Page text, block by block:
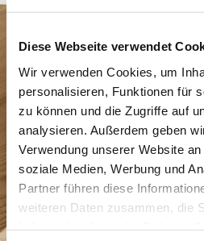
Diese Webseite verwendet
Wir verwenden Cookies, um
personalisieren, Funktionen für
zu können und die Zugriffe auf
analysieren. Außerdem geben
Verwendung unserer Website
soziale Medien, Werbung und
Partner führen diese
weiteren Daten zusammen, die